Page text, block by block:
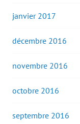
janvier 2017
décembre 2016
novembre 2016
octobre 2016
septembre 2016